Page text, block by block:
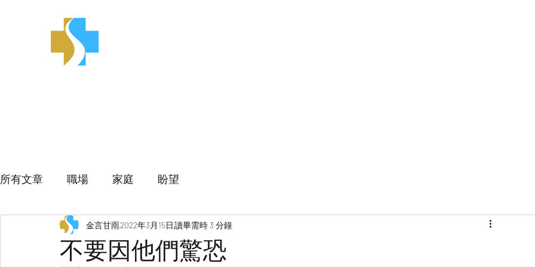
所有文章 職場 家庭 盼望
不要因他們驚恐
金言甘雨2022年3月15日讀畢需時 3 分鐘